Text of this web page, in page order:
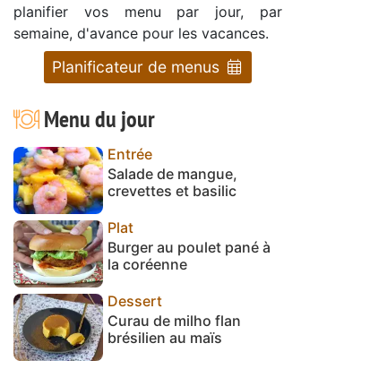
planifier vos menu par jour, par
semaine, d'avance pour les vacances.
Planificateur de menus
Menu du jour
Entrée
Salade de mangue,
crevettes et basilic
Plat
Burger au poulet pané à
la coréenne
Dessert
Curau de milho flan
brésilien au maïs